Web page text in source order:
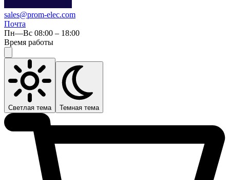
sales@prom-elec.com
Почта
Пн—Вс 08:00 – 18:00
Время работы
Светлая тема Темная тема